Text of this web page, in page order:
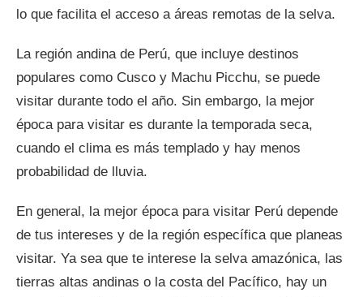
lo que facilita el acceso a áreas remotas de la selva.
La región andina de Perú, que incluye destinos
populares como Cusco y Machu Picchu, se puede
visitar durante todo el año. Sin embargo, la mejor
época para visitar es durante la temporada seca,
cuando el clima es más templado y hay menos
probabilidad de lluvia.
En general, la mejor época para visitar Perú depende
de tus intereses y de la región específica que planeas
visitar. Ya sea que te interese la selva amazónica, las
tierras altas andinas o la costa del Pacífico, hay un